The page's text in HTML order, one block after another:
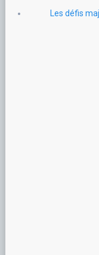
Les défis